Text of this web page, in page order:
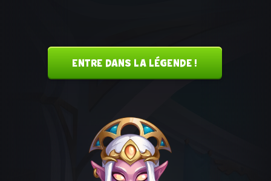
AUGUSTUS MUSIC THEME
This is the official music theme for Augustus
ENTRE DANS LA LÉGENDE !